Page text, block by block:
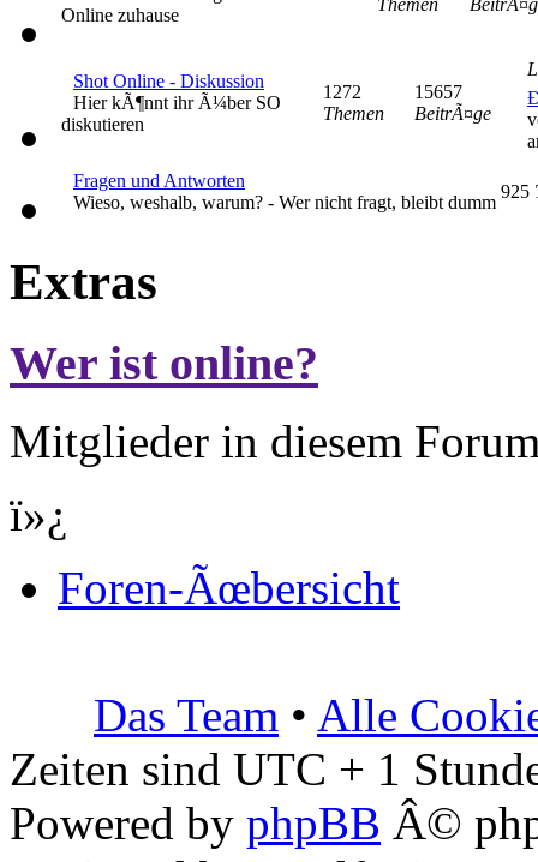
Online zuhause
Themen
Shot Online - Diskussion
Hier kÃ¶nnt ihr Ã¼ber SO
diskutieren
1272
Themen
15657
BeitrÃ¤ge
Fragen und Antworten
Wieso, weshalb, warum? - Wer nicht fragt, bleibt dumm
925
Extras
Wer ist online?
Mitglieder in diesem
ï»¿
Foren-Ãœbersicht
Das Team • Alle
Zeiten sind UTC + 1
Powered by phpBB Â©